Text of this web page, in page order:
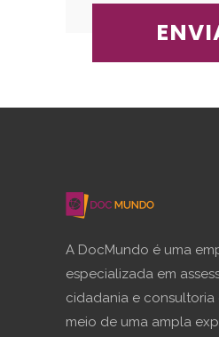
A DocMundo é uma
especializada em
cidadania e consultoria
meio de uma ampla